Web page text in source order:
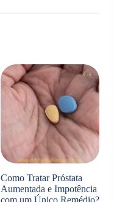
Como Tratar Próstata
Aumentada e Impotência